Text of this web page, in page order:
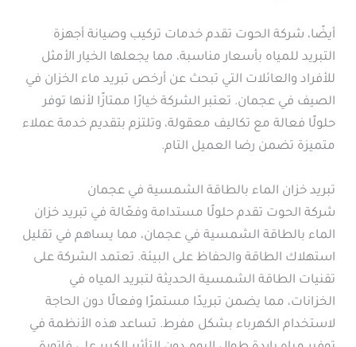
أيضًا، شركة الحوت تقدم خدمات تركيب وصيانة أجهزة
التبريد للمياه بأسعار مناسبة، مما يجعلها الخيار الأمثل
للأفراد والعائلات التي تبحث عن أرخص تبريد ماء الخزان في
الصيف في عجمان. تعتبر الشركة خيارًا ممتازًا لأنها توفر
حلولًا فعالة مع تكاليف معقولة، وتلتزم بتقديم خدمة عملاء
متميزة تضمن رضا العميل التام.
تبريد خزان الماء بالطاقة الشمسية في عجمان
شركة الحوت تقدم حلولًا مستدامة وفعّالة في تبريد خزان
الماء بالطاقة الشمسية في عجمان، مما يساهم في تقليل
استهلاك الطاقة والحفاظ على البيئة. تعتمد الشركة على
تقنيات الطاقة الشمسية الحديثة لتبريد المياه في
الخزانات، مما يضمن تبريدًا مستمرًا وفعالًا دون الحاجة
لاستخدام الكهرباء بشكل مفرط. تساعد هذه الأنظمة في